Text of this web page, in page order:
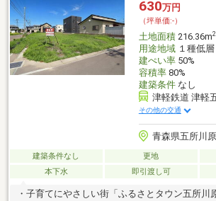
まで約260m徒歩4分
630万円
（坪単価:-）
土地面積216.36m2
用途地域１種低層
建ぺい率50%
容積率80%
建築条件なし
津軽鉄道 津軽
その他の交通
青森県五所川
建築条件なし 更地
本下水
即引渡し可
・子育てにやさしい街「ふるさとタウン五所川